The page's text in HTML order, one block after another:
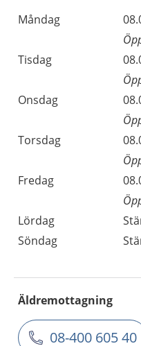
Måndag
Tisdag
Onsdag
Torsdag
Fredag
Lördag
Söndag
Äldremottagning
08-400 605 40